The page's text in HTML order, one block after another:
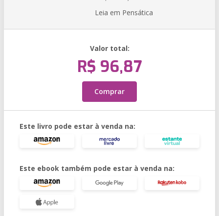
Leia em Pensática
Valor total:
R$ 96,87
Comprar
Este livro pode estar à venda na:
Este ebook também pode estar à venda na: